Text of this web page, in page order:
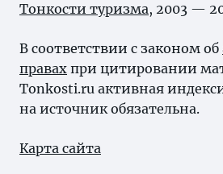
Тонкости туризма, 2003 —
В соответствии с законом об
правах при цитировании
Tonkosti.ru активная
на источник обязательна.
Карта сайта